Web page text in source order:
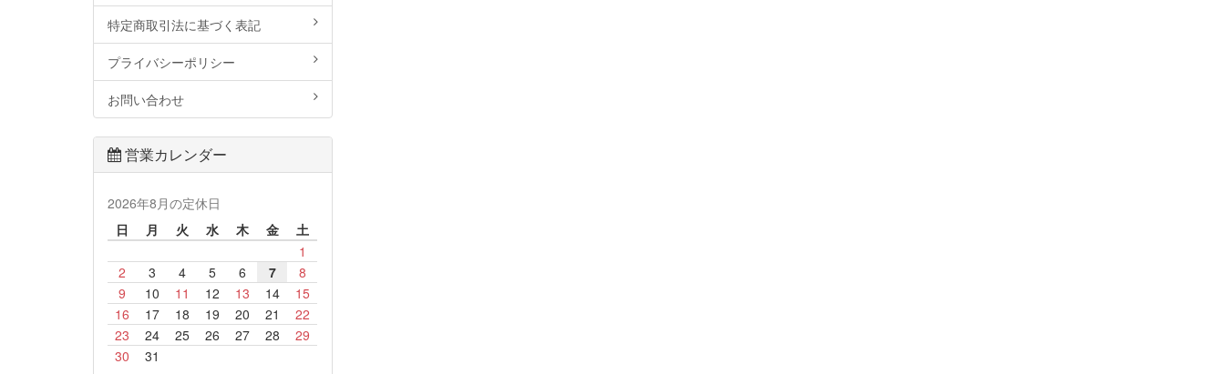
特定商取引法に基づく表記
プライバシーポリシー
お問い合わせ
営業カレンダー
2026年8月の定休日
日
月 火 水 木 金
土
1
2
3 4 5 6 7
8
9
10 11 12 13 14
15
16
17 18 19 20 21
22
23
24 25 26 27 28
29
30
31